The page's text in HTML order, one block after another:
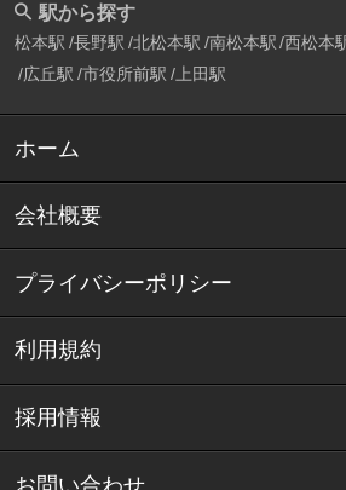
駅から探す
松本駅 長野駅 北松本駅 南松本駅 西松本
広丘駅 市役所前駅 上田駅
ホーム
会社概要
プライバシーポリシー
利用規約
採用情報
お問い合わせ